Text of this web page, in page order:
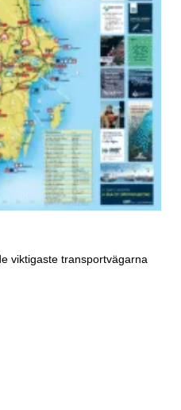
viktigaste transportvägarna